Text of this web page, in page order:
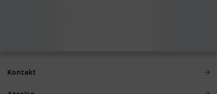
Kontakt